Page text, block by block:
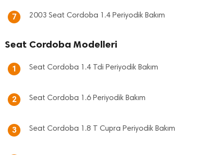
7 2003 Seat Cordoba 1.4 Periyodik Bakım
Seat Cordoba Modelleri
1 Seat Cordoba 1.4 Tdi Periyodik Bakım
2 Seat Cordoba 1.6 Periyodik Bakım
3 Seat Cordoba 1.8 T Cupra Periyodik Bakım